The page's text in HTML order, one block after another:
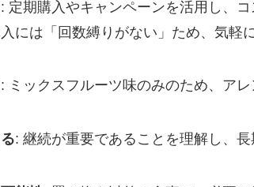
: 定期購入やキャンペーンを活用し、
には「回数縛りがない」ため、気軽
: ミックスフルーツ味のみのため、ア
: 継続が重要であることを理解し、